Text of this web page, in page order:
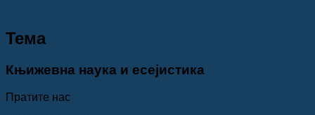
Teма
Књижевна наука и есејистика
Пратите нас